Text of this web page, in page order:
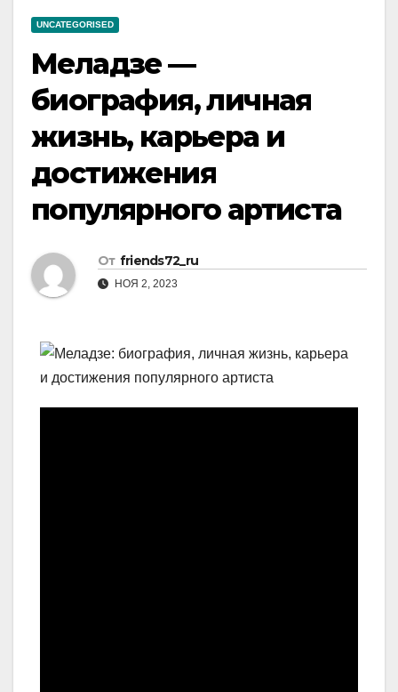
UNCATEGORISED
Меладзе —
биография, личная
жизнь, карьера и
достижения
популярного артиста
От friends72_ru
НОЯ 2, 2023